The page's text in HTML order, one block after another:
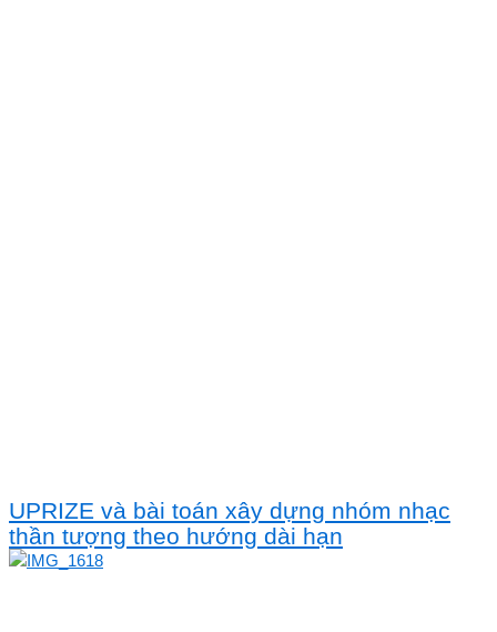
UPRIZE và bài toán xây dựng nhóm nhạc
thần tượng theo hướng dài hạn